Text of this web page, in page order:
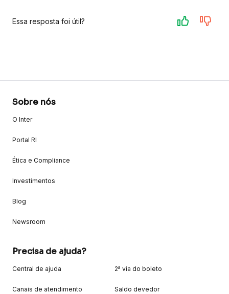
Essa resposta foi útil?
Sobre nós
O Inter
Portal RI
Ética e Compliance
Investimentos
Blog
Newsroom
Precisa de ajuda?
Central de ajuda
Canais de atendimento
2ª via do boleto
Saldo devedor